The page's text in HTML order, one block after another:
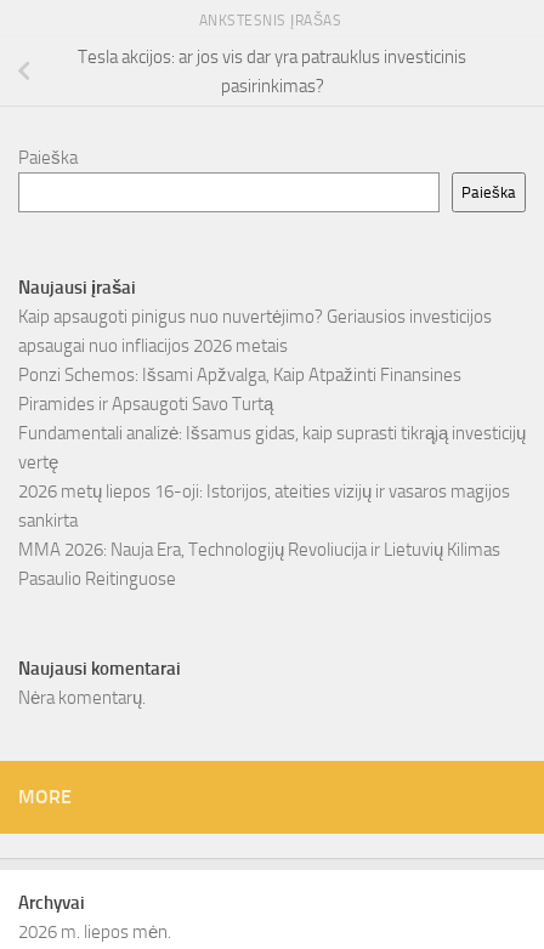
ANKSTESNIS ĮRAŠAS
Tesla akcijos: ar jos vis dar yra patrauklus investicinis
pasirinkimas?
Paieška
Paieška
Naujausi įrašai
Kaip apsaugoti pinigus nuo nuvertėjimo? Geriausios investicijos
apsaugai nuo infliacijos 2026 metais
Ponzi Schemos: Išsami Apžvalga, Kaip Atpažinti Finansines
Piramides ir Apsaugoti Savo Turtą
Fundamentali analizė: Išsamus gidas, kaip suprasti tikrąją investicijų
vertę
2026 metų liepos 16-oji: Istorijos, ateities vizijų ir vasaros magijos
sankirta
MMA 2026: Nauja Era, Technologijų Revoliucija ir Lietuvių Kilimas
Pasaulio Reitinguose
Naujausi komentarai
Nėra komentarų.
MORE
Archyvai
2026 m. liepos mėn.